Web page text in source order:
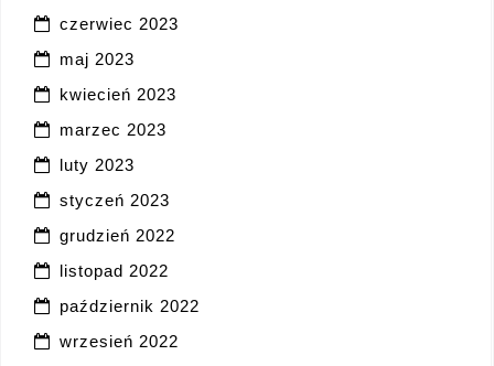
czerwiec 2023
maj 2023
kwiecień 2023
marzec 2023
luty 2023
styczeń 2023
grudzień 2022
listopad 2022
październik 2022
wrzesień 2022